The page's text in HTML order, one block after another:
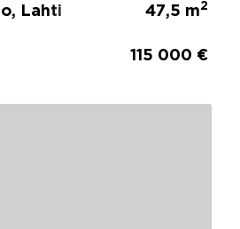
Lahti 47,5 m2
115 000 €